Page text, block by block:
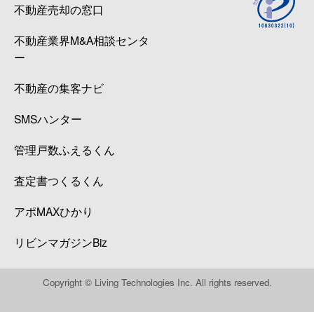
不動産売却の窓口
不動産業界M&A相談センタ
ー
不動産の集客ナビ
SMSハンター
管理戸数ふえるくん
査定書つくるくん
アポMAXひかり
リビンマガジンBiz
Copyright © Living Technologies Inc. All rights reserved.